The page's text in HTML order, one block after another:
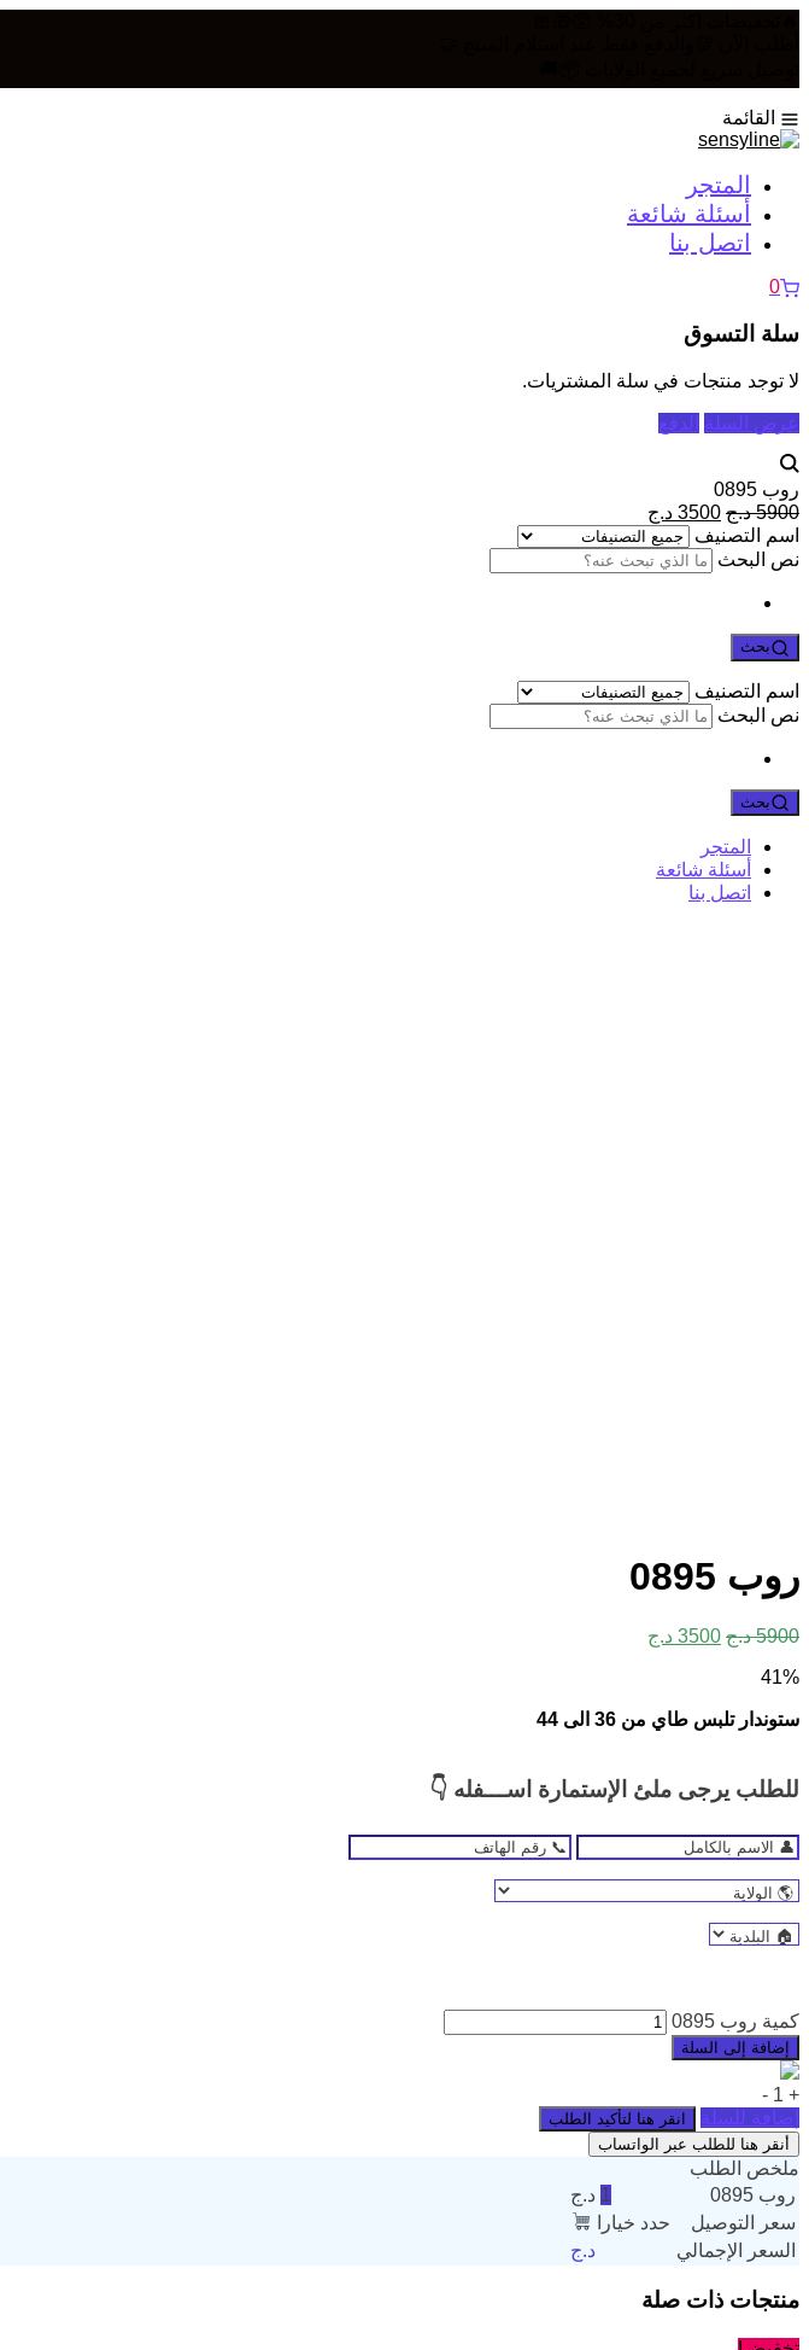
القائمة
المتجر
أسئلة شائعة
اتصل بنا
0
سلة التسوق
لا توجد منتجات في سلة المشتريات.
عرض السلة الدفع
روب 0895
5900 د.ج 3500 د.ج
اسم التصنيف
نص البحث
بحث
اسم التصنيف
نص البحث
بحث
المتجر
أسئلة شائعة
اتصل بنا
روب 0895
5900 د.ج 3500 د.ج
41%
ستوندار تلبس طاي من 36 الى 44
للطلب يرجى ملئ الإستمارة اســـفله 👇
كمية روب 0895
إضافة إلى السلة
+
1
-
إضافة للسلة
أنقر هنا للطلب عبر الواتساب
ملخص الطلب
روب 0895
1 د.ج
سعر التوصيل
حدد خيارا
السعر الإجمالي
د.ج
منتجات ذات صلة